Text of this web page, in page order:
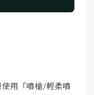
用「噴槍/輕柔噴